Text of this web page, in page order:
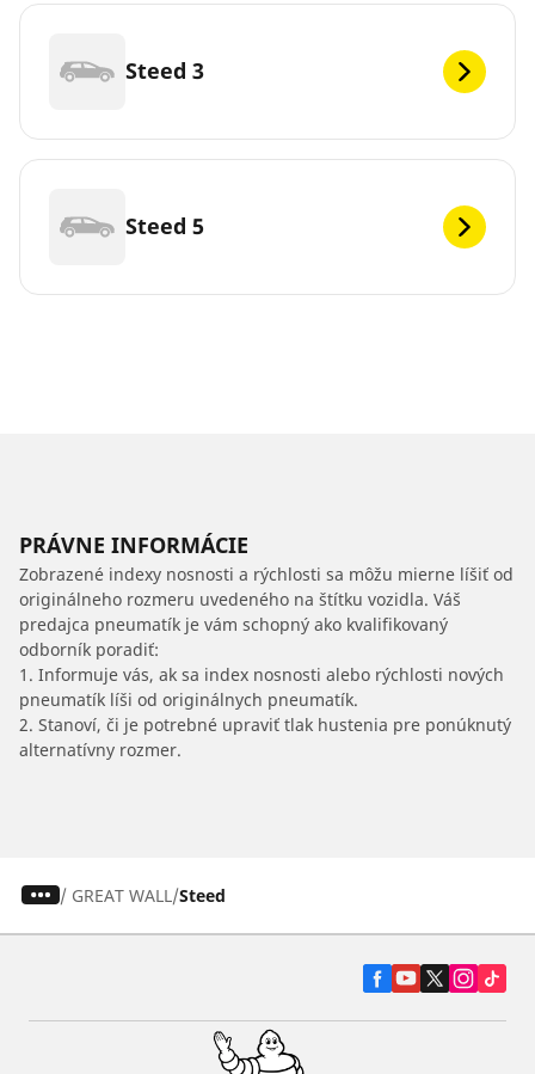
Steed 3
Steed 5
PRÁVNE INFORMÁCIE
Zobrazené indexy nosnosti a rýchlosti sa môžu mierne líšiť od
originálneho rozmeru uvedeného na štítku vozidla. Váš
predajca pneumatík je vám schopný ako kvalifikovaný
odborník poradiť:
1. Informuje vás, ak sa index nosnosti alebo rýchlosti nových
pneumatík líši od originálnych pneumatík.
2. Stanoví, či je potrebné upraviť tlak hustenia pre ponúknutý
alternatívny rozmer.
/ GREAT WALL Steed